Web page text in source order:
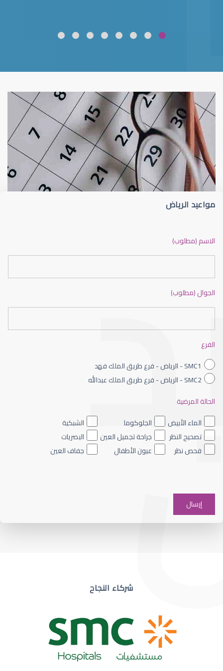
قلوبال لرعاية العين ضعف نظر
ضعف نظر الاطفال
ضعف نظر العين اليسرى
ضعف نظر مفاجئ
مواعيد الرياض
الاسم (مطلوب)
الجوال (مطلوب)
الفرع
SMC1 - الرياض - فرع طريق الملك فهد
SMC2 - الرياض - فرع طريق الملك عبدالله
الحالة المرضية
الماء الأبيض
الجلوكوما
الشبكية
تصحيح النظر
جراحة تجميل العين
البصريات
فحص نظر
عيون الأطفال جفاف العين
شركاء النجاح